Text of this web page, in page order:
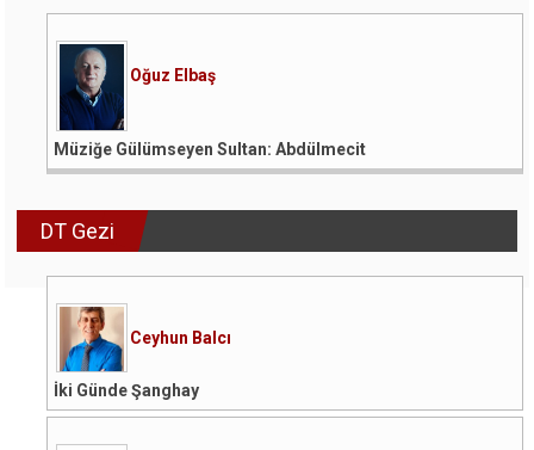
Oğuz Elbaş
Müziğe Gülümseyen Sultan: Abdülmecit
DT Gezi
Ceyhun Balcı
İki Günde Şanghay